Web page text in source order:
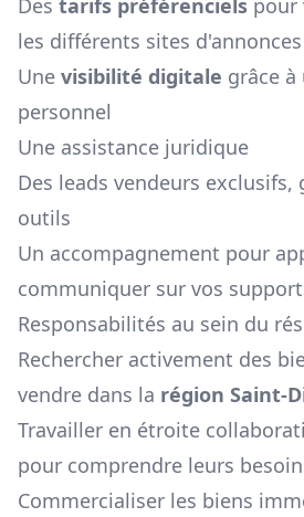
Des tarifs préférenciels pour
les différents sites
Une visibilité digitale grâce
personnel
Une assistance juridique
Des leads vendeurs exclusifs,
outils
Un accompagnement pour
communiquer sur vos
Responsabilités au sein du
Rechercher activement des
vendre dans la région Saint-
Travailler en étroite
pour comprendre leurs
Commercialiser les biens